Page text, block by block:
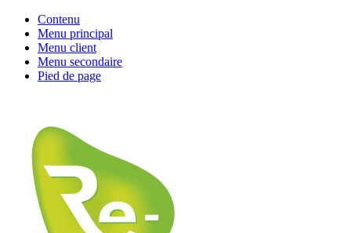
Contenu
Menu principal
Menu client
Menu secondaire
Pied de page